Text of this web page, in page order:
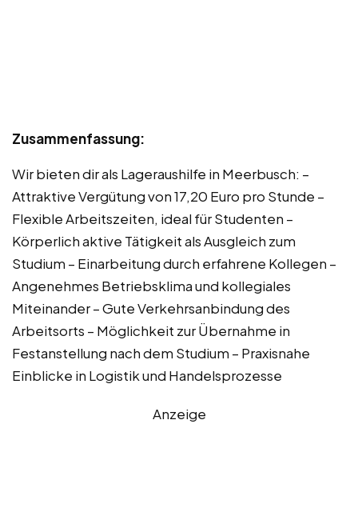
Zusammenfassung:
Wir bieten dir als Lageraushilfe in Meerbusch: –
Attraktive Vergütung von 17,20 Euro pro Stunde –
Flexible Arbeitszeiten, ideal für Studenten –
Körperlich aktive Tätigkeit als Ausgleich zum
Studium – Einarbeitung durch erfahrene Kollegen –
Angenehmes Betriebsklima und kollegiales
Miteinander – Gute Verkehrsanbindung des
Arbeitsorts – Möglichkeit zur Übernahme in
Festanstellung nach dem Studium – Praxisnahe
Einblicke in Logistik und Handelsprozesse
Anzeige